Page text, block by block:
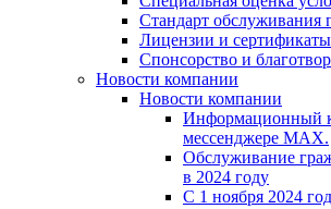
Стандарт обслуживания
Лицензии и сертификаты
Спонсорство и
Новости компании
Новости компании
Информационный
мессенджере MAX.
Обслуживание
в 2024 году
С 1 ноября 2024